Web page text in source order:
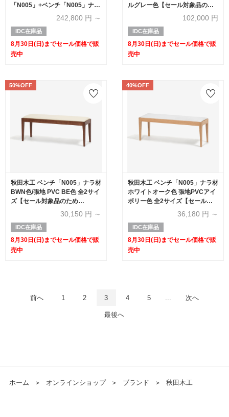
「N005」+ベンチ「N005」ナラ
材ホワイトオーク色 全2サイズ
【セール対象品のため
20%OFF】
242,800 円 ～
IDC在庫品
8月30日(日)までセール価格で販
売中
ルグレー色【セール対象品のた
102,000 円
IDC在庫品
8月30日(日)までセール価格で販
売中
50%OFF
秋田木工 ベンチ「N005」ナラ材
BWN色/張地 PVC BE色 全2サイ
ズ【セール対象品のため
30,150 円 ～
IDC在庫品
8月30日(日)までセール価格で販
売中
40%OFF
秋田木工 ベンチ「N005」ナラ材
ホワイトオーク色 張地PVCアイ
ボリー色 全2サイズ【セール対
象品のため40%OFF】36,180 円 ～
IDC在庫品
8月30日(日)までセール価格で販
売中
前へ 1 2 3 4 5 次へ
最後へ
ホーム ＞ オンラインショップ ＞ ブランド ＞ 秋田木工